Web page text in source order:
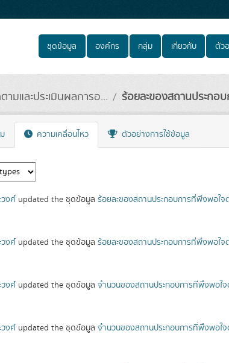
ชุดข้อมูล องค์กร กลุ่ม เกี่ยวกับ ตัว
มและประเมินผลการอ... ร้อยละของสถานประกอ
ความเคลื่อนไหว ตัวอย่างการใช้ข้อมูล
งศ์ updated the ชุดข้อมูลร้อยละของสถานประกอบการที่พึงพอใ
งศ์ updated the ชุดข้อมูลร้อยละของสถานประกอบการที่พึงพอใ
งศ์ updated the ชุดข้อมูลจำนวนของสถานประกอบการที่พึงพอใ
งศ์ updated the ชุดข้อมูลจำนวนของสถานประกอบการที่พึงพอใ